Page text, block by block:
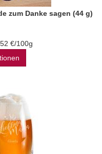
zum Danke sagen (44 g)
€/100g